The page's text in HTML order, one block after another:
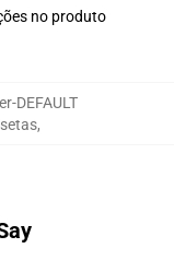
no produto
DEFAULT
,